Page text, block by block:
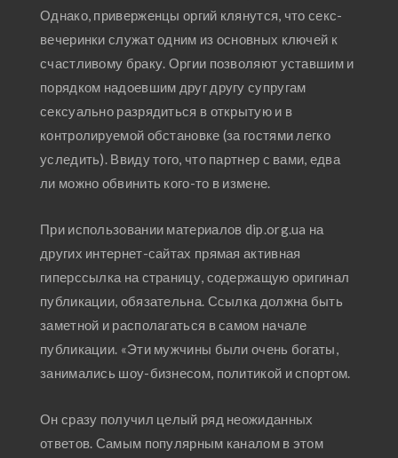
Однако, приверженцы оргий клянутся, что секс-
вечеринки служат одним из основных ключей к
счастливому браку. Оргии позволяют уставшим и
порядком надоевшим друг другу супругам
сексуально разрядиться в открытую и в
контролируемой обстановке (за гостями легко
уследить). Ввиду того, что партнер с вами, едва
ли можно обвинить кого-то в измене.
При использовании материалов dip.org.ua на
других интернет-сайтах прямая активная
гиперссылка на страницу, содержащую оригинал
публикации, обязательна. Ссылка должна быть
заметной и располагаться в самом начале
публикации. «Эти мужчины были очень богаты,
занимались шоу-бизнесом, политикой и спортом.
Он сразу получил целый ряд неожиданных
ответов. Самым популярным каналом в этом